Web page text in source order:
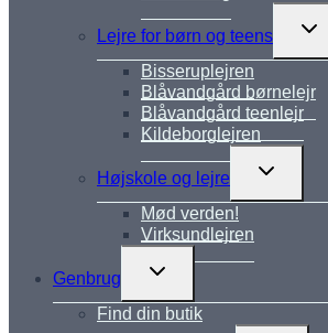
Lejre for børn og teens
Skift
Bisseruplejren
Blåvandgård børnelejr
Blåvandgård teenlejr
Kildeborglejren
Højskole og lejre
Skift
Mød verden!
Virksundlejren
Genbrug
Skift
Find din butik